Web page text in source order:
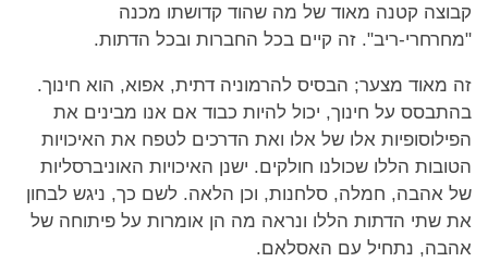
קבוצה קטנה מאוד של מה שהוד קדושתו מכנה
"מחרחרי-ריב". זה קיים בכל החברות ובכל הדתות.
זה מאוד מצער; הבסיס להרמוניה דתית, אפוא, הוא חינוך.
בהתבסס על חינוך, יכול להיות כבוד אם אנו מבינים את
הפילוסופיות אלו של אלו ואת הדרכים לטפח את האיכויות
הטובות הללו שכולנו חולקים. ישנן האיכויות האוניברסליות
של אהבה, חמלה, סלחנות, וכן הלאה. לשם כך, ניגש לבחון
את שתי הדתות הללו ונראה מה הן אומרות על פיתוחה של
אהבה, נתחיל עם האסלאם.